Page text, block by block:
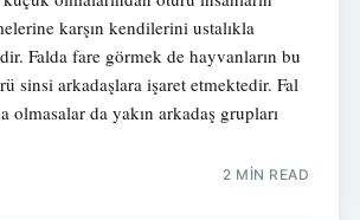
karşın kendilerini ustalıkla
Falda fare görmek de hayvanların bu
sinsi arkadaşlara işaret etmektedir. Fal
olmasalar da yakın arkadaş grupları
2 MIN READ